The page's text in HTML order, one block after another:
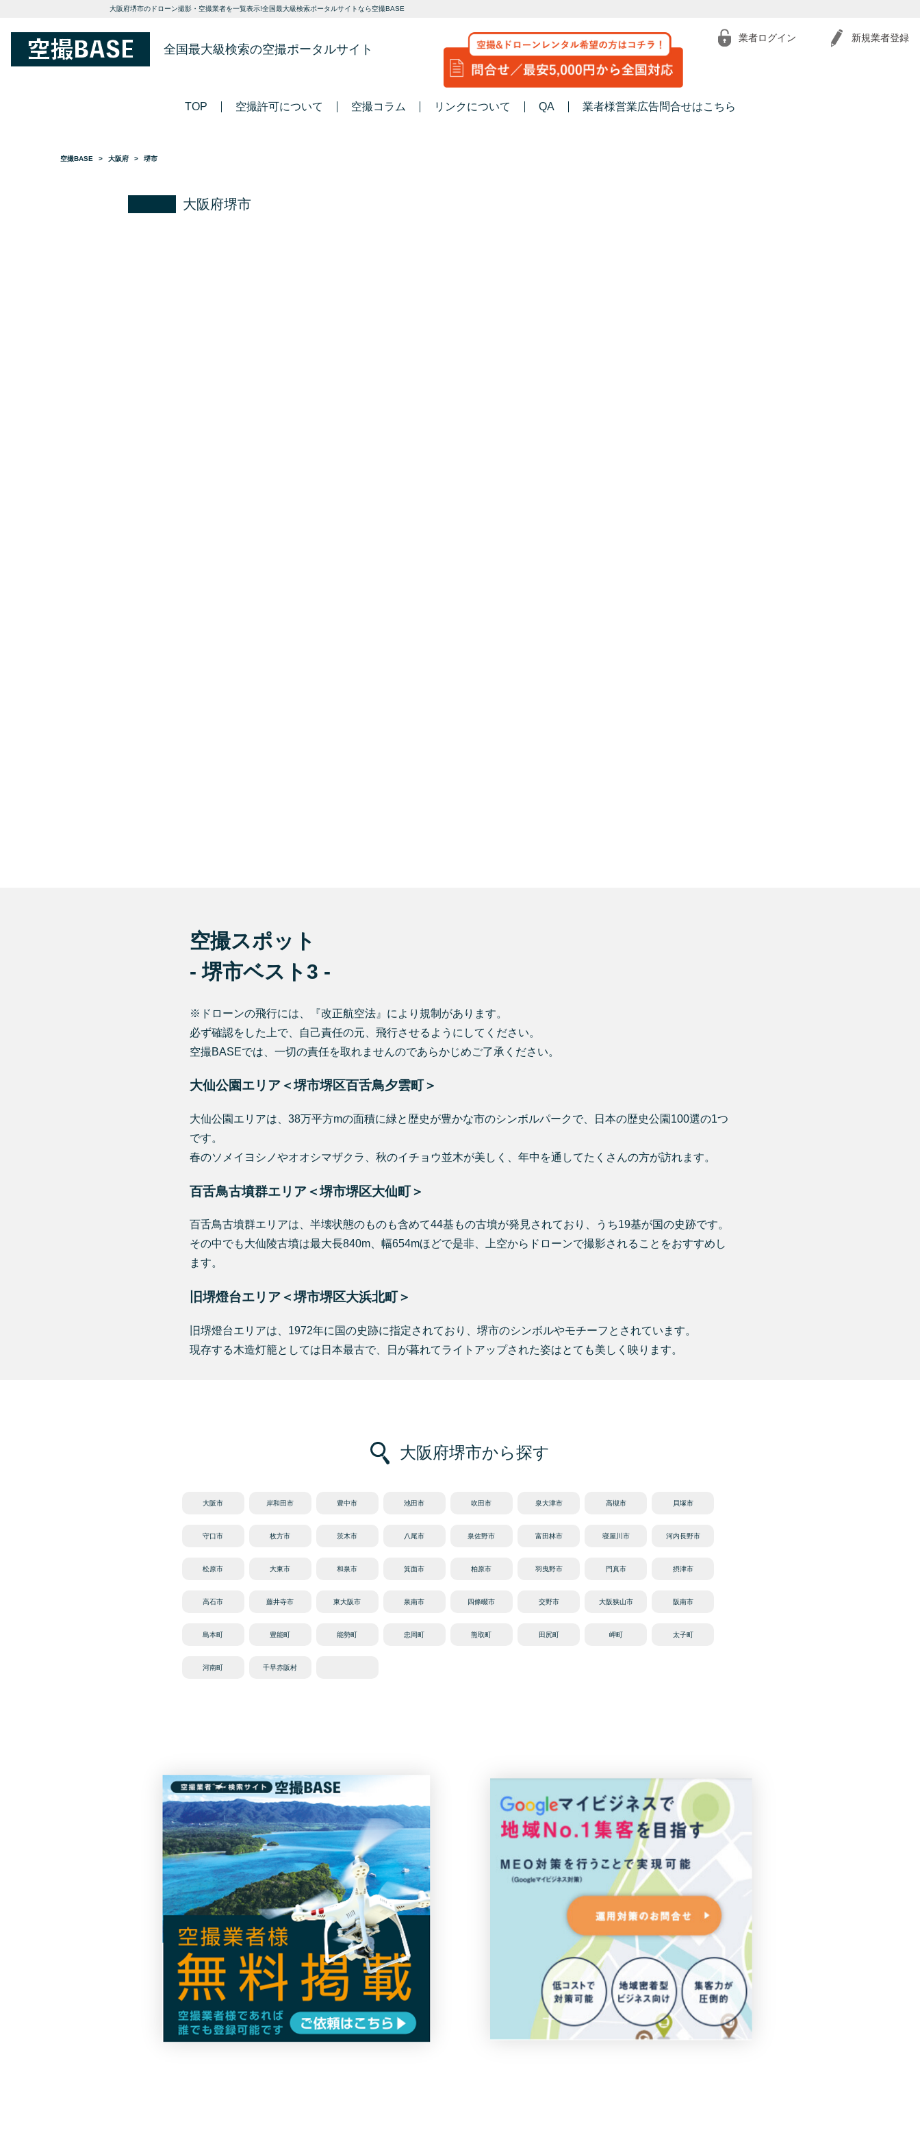
大阪府堺市のドローン撮影・空撮業者を一覧表示!全国最大級検索ポータルサイトなら空撮BASE
全国最大級検索の空撮ポータルサイト
業者ログイン 新規業者登録
TOP 空撮許可について 空撮コラム リンクについて QA 業者様営業広告問合せはこちら
空撮BASE 大阪府 堺市
大阪府堺市
空撮スポット
- 堺市ベスト3 -
※ドローンの飛行には、『改正航空法』により規制があります。
必ず確認をした上で、自己責任の元、飛行させるようにしてください。
空撮BASEでは、一切の責任を取れませんのであらかじめご了承ください。
大仙公園エリア＜堺市堺区百舌鳥夕雲町＞
大仙公園エリアは、38万平方mの面積に緑と歴史が豊かな市のシンボルパークで、日本の歴史公園100選の1つ
です。
春のソメイヨシノやオオシマザクラ、秋のイチョウ並木が美しく、年中を通してたくさんの方が訪れます。
百舌鳥古墳群エリア＜堺市堺区大仙町＞
百舌鳥古墳群エリアは、半壊状態のものも含めて44基もの古墳が発見されており、うち19基が国の史跡です。
その中でも大仙陵古墳は最大長840m、幅654mほどで是非、上空からドローンで撮影されることをおすすめし
ます。
旧堺燈台エリア＜堺市堺区大浜北町＞
旧堺燈台エリアは、1972年に国の史跡に指定されており、堺市のシンボルやモチーフとされています。
現存する木造灯籠としては日本最古で、日が暮れてライトアップされた姿はとても美しく映ります。
大阪府堺市から探す
大阪市 岸和田市 豊中市 池田市 吹田市 泉大津市 高槻市 貝塚市
守口市 枚方市 茨木市 八尾市 泉佐野市 富田林市 寝屋川市 河内長野市
松原市 大東市 和泉市 箕面市 柏原市 羽曳野市 門真市 摂津市
高石市 藤井寺市 東大阪市 泉南市 四條畷市 交野市 大阪狭山市 阪南市
島本町 豊能町 能勢町 忠岡町 熊取町 田尻町 岬町 太子町
河南町 千早赤阪村